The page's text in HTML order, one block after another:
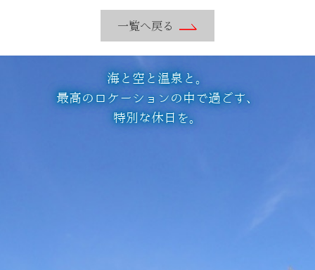
一覧へ戻る
海と空と温泉と。
最高のロケーションの中で過ごす、
特別な休日を。